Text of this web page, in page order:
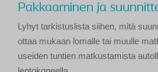
Pakkaaminen ja
Lyhyt tarkistuslista siihen, mitä
ottaa mukaan lomalle tai muulle
useiden tuntien matkustamista